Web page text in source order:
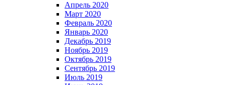
Апрель 2020
Март 2020
Февраль 2020
Январь 2020
Декабрь 2019
Ноябрь 2019
Октябрь 2019
Сентябрь 2019
Июль 2019